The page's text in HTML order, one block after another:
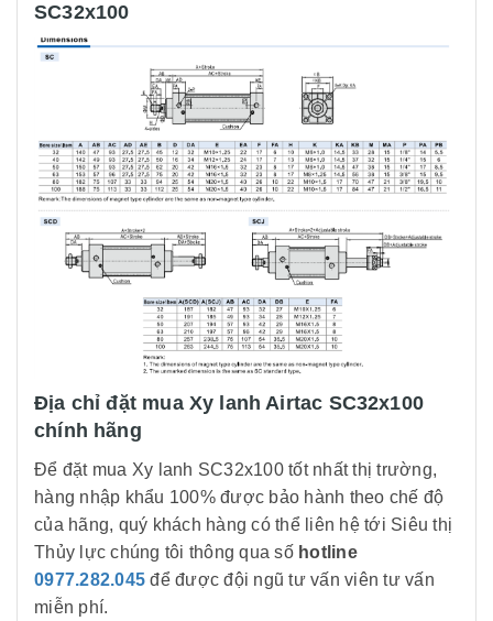
SC32x100
Địa chỉ đặt mua Xy lanh Airtac SC32x100
chính hãng
Để đặt mua Xy lanh SC32x100 tốt nhất thị trường,
hàng nhập khẩu 100% được bảo hành theo chế độ
của hãng, quý khách hàng có thể liên hệ tới Siêu thị
Thủy lực chúng tôi thông qua số hotline
0977.282.045 để được đội ngũ tư vấn viên tư vấn
miễn phí.